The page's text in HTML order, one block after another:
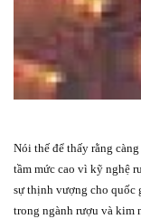
Nói thế để thấy rằng
tầm mức cao vì kỹ nghệ
sự thịnh vượng cho quốc
trong ngành rượu và kim